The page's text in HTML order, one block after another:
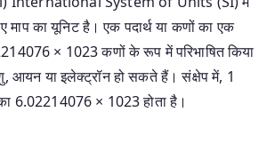
माप का यूनिट है। एक पदार्थ या कणों का एक
× 1023 कणों के रूप में परिभाषित किया
आयन या इलेक्ट्रॉन हो सकते हैं। संक्षेप में, 1
6.02214076 × 1023 होता है।